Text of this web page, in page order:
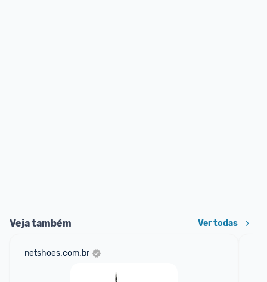
Veja também Ver todas
netshoes.com.br